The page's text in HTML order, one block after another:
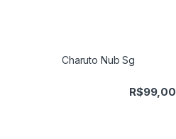
Charuto Nub Sg
R$99,00